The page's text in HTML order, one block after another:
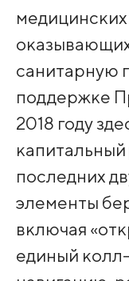
санитарную
поддержке
2018 году
последних
элементы
включая
единый